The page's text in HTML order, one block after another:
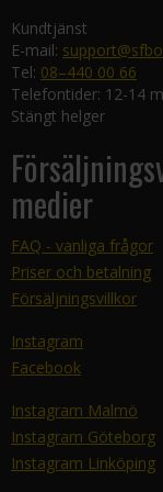
Kundtjänst
E-mail:
Tel: 08–440 00 66
Telefontider: 12-14
Stängt helger
medier
FAQ - vanliga frågor
Priser och betalning
Försäljningsvillkor
Instagram
Facebook
Instagram Malmö
Instagram Göteborg
Instagram Linköping